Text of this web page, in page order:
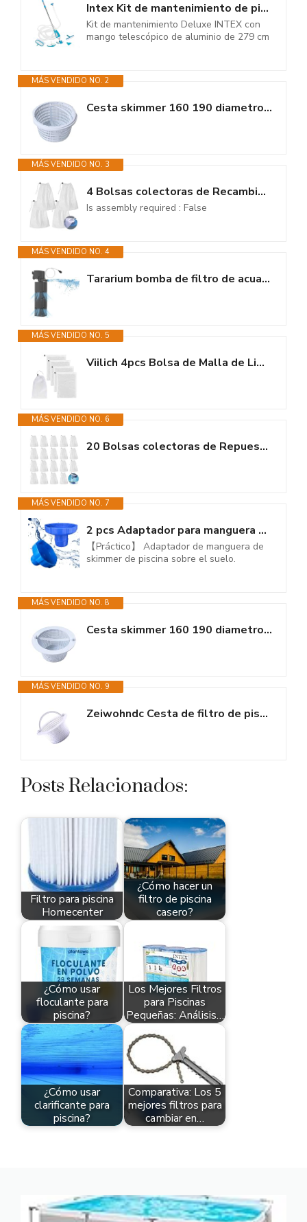
Intex Kit de mantenimiento de piscina de lujo - accesorios de piscina - set...
Kit de mantenimiento Deluxe INTEX con
mango telescópico de aluminio de 279 cm
MÁS VENDIDO NO. 2
Cesta skimmer 160 190 diametro pequeño asa cesto skimmer piscina malla...
MÁS VENDIDO NO. 3
4 Bolsas colectoras de Recambio, Filtro de Tela, Bolsa de Malla de...
Is assembly required : False
MÁS VENDIDO NO. 4
Tararium bomba de filtro de acuario pequeño para piscinas de 370 – 750...
MÁS VENDIDO NO. 5
Viilich 4pcs Bolsa de Malla de Limpieza Piscina,bolsas colectoras de...
MÁS VENDIDO NO. 6
20 Bolsas colectoras de Repuesto, Bolsas de Filtro para aspiradoras de...
MÁS VENDIDO NO. 7
2 pcs Adaptador para manguera de skimmer, pequeño adaptador de manguera de...
【Práctico】 Adaptador de manguera de
skimmer de piscina sobre el suelo.
MÁS VENDIDO NO. 8
Cesta skimmer 160 190 diametro pequeño asa cesto skimmer piscina malla...
MÁS VENDIDO NO. 9
Zeiwohndc Cesta de filtro de piscina, contenedor de filtro de repuesto para...
Posts Relacionados:
Filtro para piscina
Homecenter
¿Cómo hacer un
filtro de piscina
casero?
¿Cómo usar
floculante para
piscina?
Los Mejores Filtros
para Piscinas
Pequeñas: Análisis…
¿Cómo usar
clarificante para
piscina?
Comparativa: Los 5
mejores filtros para
cambiar en…